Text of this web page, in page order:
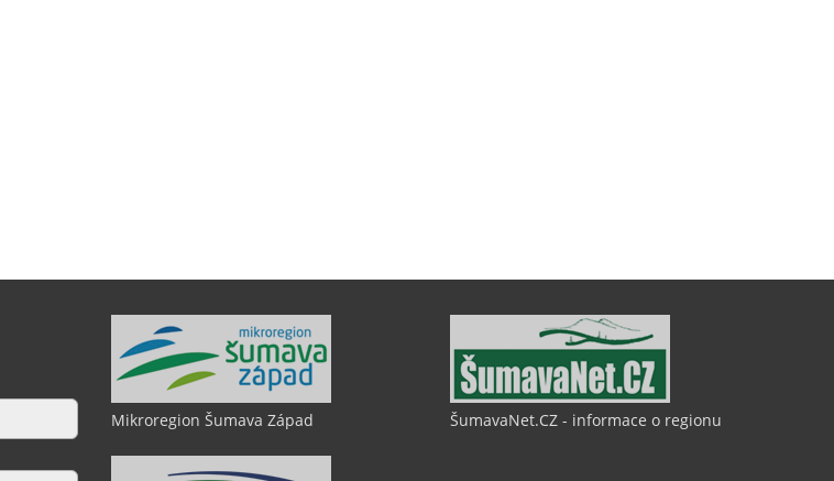
Mikroregion Šumava Západ ŠumavaNet.CZ - informace o regionu